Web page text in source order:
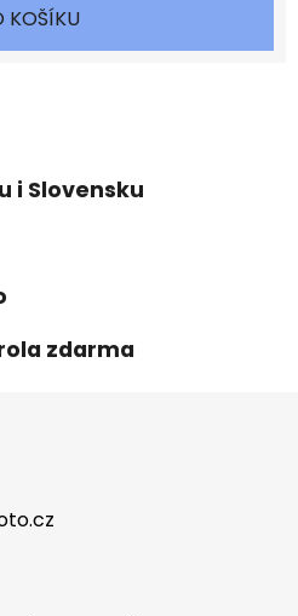
KOŠÍKU
i Slovensku
zdarma